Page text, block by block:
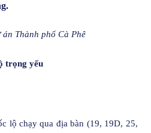
án Thành phố Cà Phê
trọng yếu
lộ chạy qua địa bàn (19, 19D, 25,